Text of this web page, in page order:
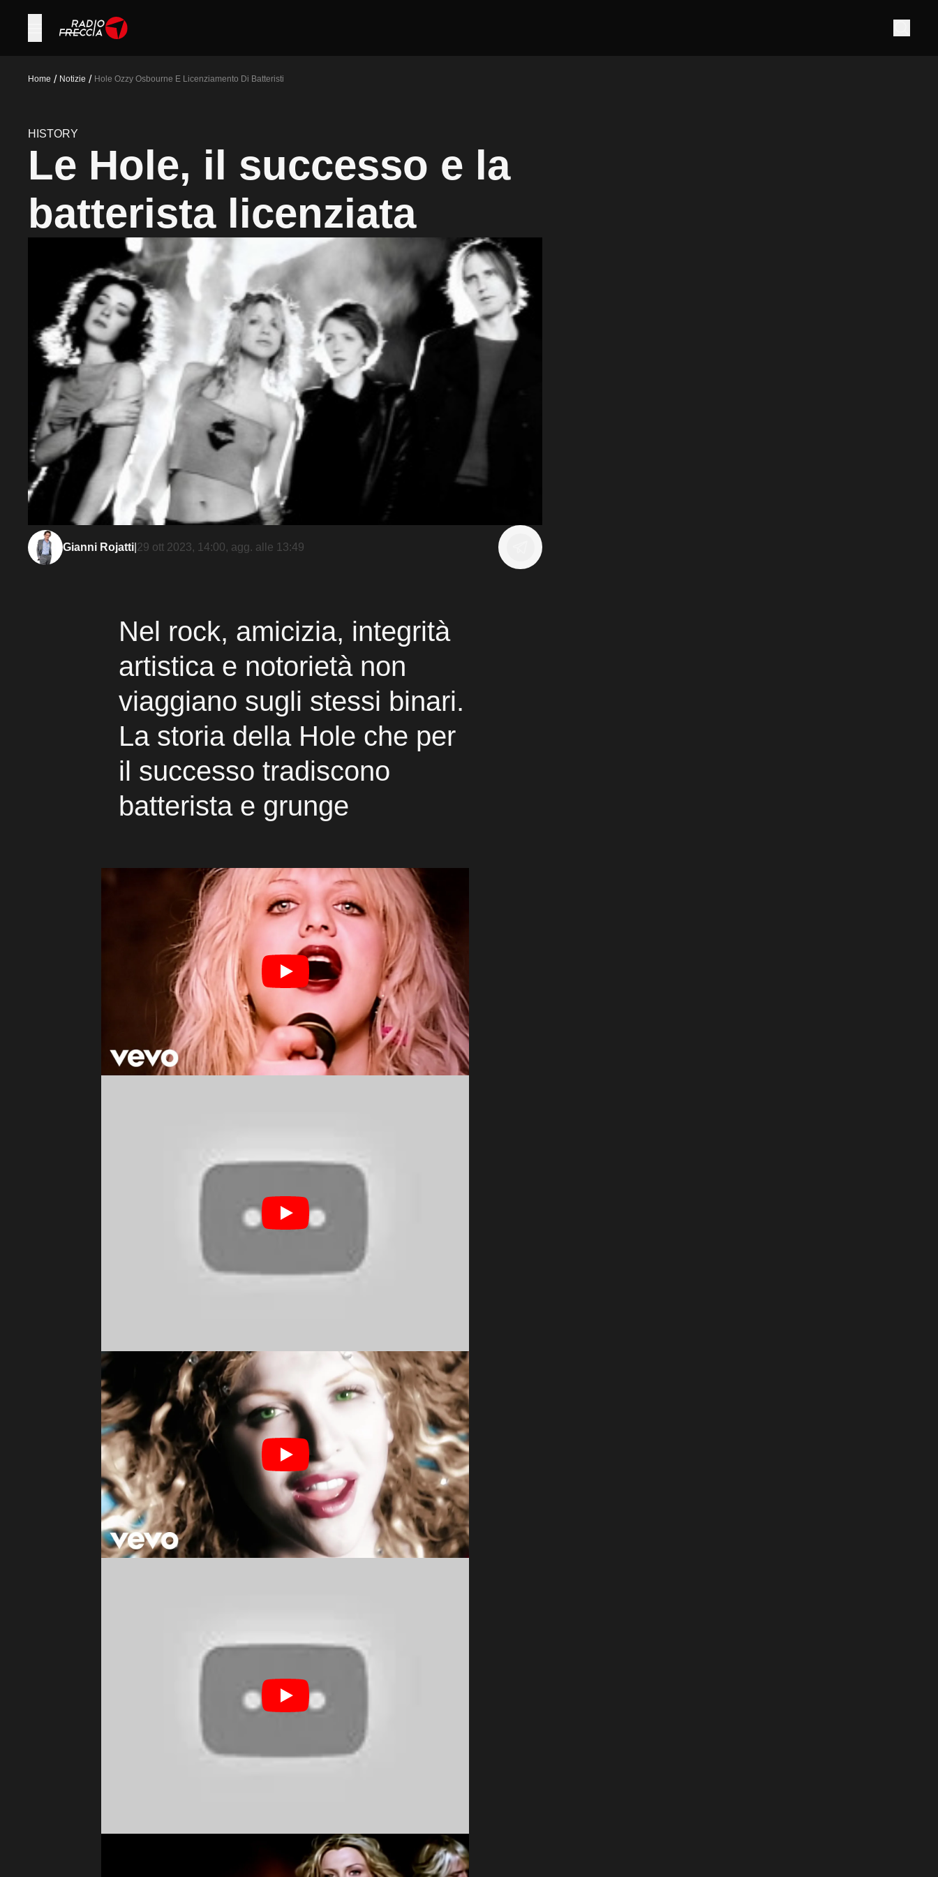
Home / Notizie / Hole Ozzy Osbourne E Licenziamento Di Batteristi
HISTORY
Le Hole, il successo e la
batterista licenziata
Gianni Rojatti 29 ott 2023, 14:00, agg. alle 13:49
Nel rock, amicizia, integrità
artistica e notorietà non
viaggiano sugli stessi binari.
La storia della Hole che per
il successo tradiscono
batterista e grunge